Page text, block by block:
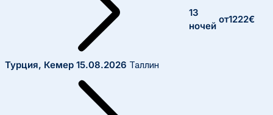
Турция, Кемер 15.08.2026 Таллин
13
ночей
от1222€